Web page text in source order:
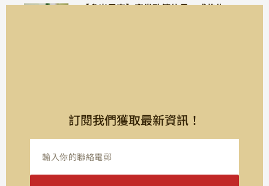
【多米尼克】突发政策信号，或将告
訂閱我們獲取最新資訊！